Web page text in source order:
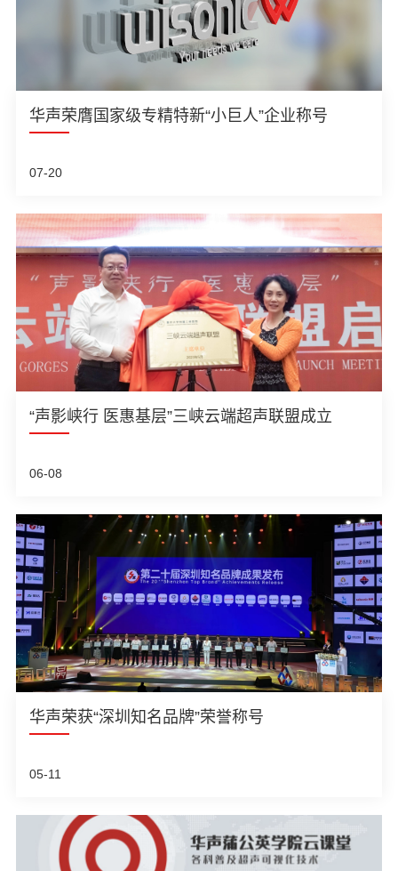
华声荣膺国家级专精特新“小巨人”企业称号
07-20
“声影峡行 医惠基层”三峡云端超声联盟成立
06-08
华声荣获“深圳知名品牌”荣誉称号
05-11